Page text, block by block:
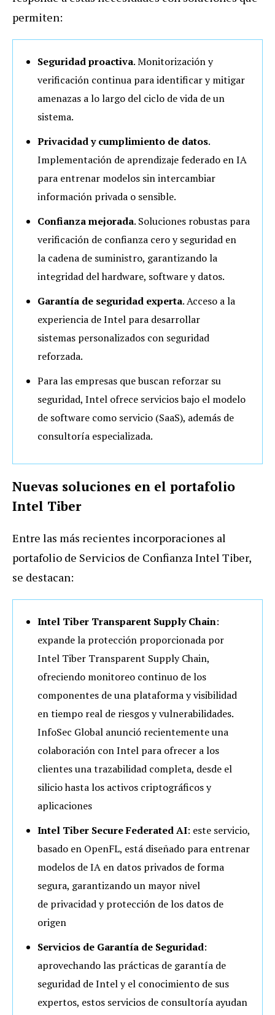
permiten:
Seguridad proactiva. Monitorización y
verificación continua para identificar y mitigar
amenazas a lo largo del ciclo de vida de un
sistema.
Privacidad y cumplimiento de datos.
Implementación de aprendizaje federado en IA
para entrenar modelos sin intercambiar
información privada o sensible.
Confianza mejorada. Soluciones robustas para
verificación de confianza cero y seguridad en
la cadena de suministro, garantizando la
integridad del hardware, software y datos.
Garantía de seguridad experta. Acceso a la
experiencia de Intel para desarrollar
sistemas personalizados con seguridad
reforzada.
Para las empresas que buscan reforzar su
seguridad, Intel ofrece servicios bajo el modelo
de software como servicio (SaaS), además de
consultoría especializada.
Nuevas soluciones en el portafolio
Intel Tiber
Entre las más recientes incorporaciones al
portafolio de Servicios de Confianza Intel Tiber,
se destacan:
Intel Tiber Transparent Supply Chain:
expande la protección proporcionada por
Intel Tiber Transparent Supply Chain,
ofreciendo monitoreo continuo de los
componentes de una plataforma y visibilidad
en tiempo real de riesgos y vulnerabilidades.
InfoSec Global anunció recientemente una
colaboración con Intel para ofrecer a los
clientes una trazabilidad completa, desde el
silicio hasta los activos criptográficos y
aplicaciones
Intel Tiber Secure Federated AI: este servicio,
basado en OpenFL, está diseñado para entrenar
modelos de IA en datos privados de forma
segura, garantizando un mayor nivel
de privacidad y protección de los datos de
origen
Servicios de Garantía de Seguridad:
aprovechando las prácticas de garantía de
seguridad de Intel y el conocimiento de sus
expertos, estos servicios de consultoría ayudan